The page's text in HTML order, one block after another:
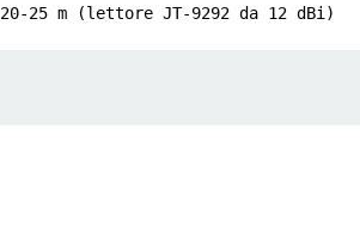
20-25 m (lettore JT-9292 da 12 dBi)